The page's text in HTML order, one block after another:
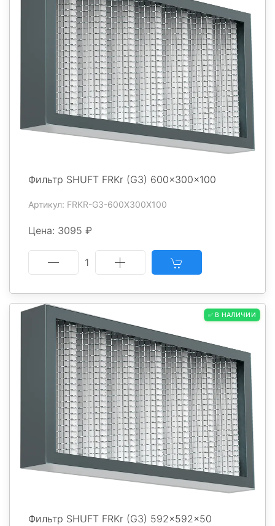
Фильтр SHUFT FRKr (G3) 600x300x100
Артикул: FRKR-G3-600X300X100
Цена: 3095 ₽
1
✅ В НАЛИЧИИ
Фильтр SHUFT FRKr (G3) 592x592x50